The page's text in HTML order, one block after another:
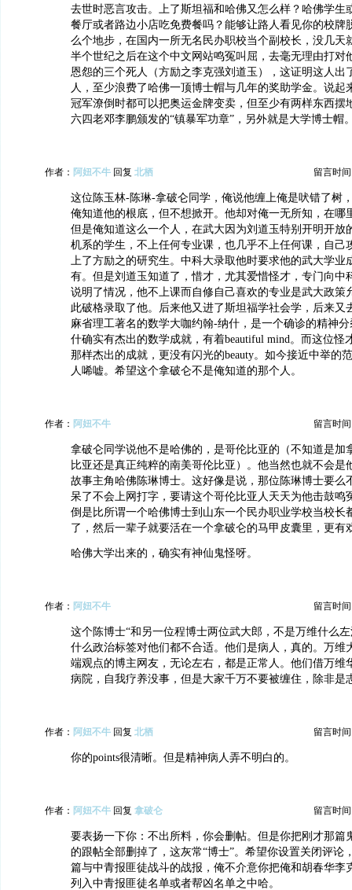
去世时恶言攻击。上了斯坦福和哈佛又怎么样？哈佛学生
餐厅或者路边小店吃免费餐吗？能够让路人看见你的校牌
么个地步，在国内一所无名民办职校当个副校长，没几天
半个世纪之后在这个中文网站鸣冤叫屈，去毫无理由打对
恩怨的三个死人（方励之李克强刘道玉），这证明这人出
人，至少浪费了哈佛一顶博士帽与几年的奖助学金。说起
冠军潦倒时都可以把奥运金牌变卖，但至少有两样东西摆
六四老邓李鹏颁发的“镇暴军功章”，另外就是大学博士帽
作者： 阿妞不牛 回复 北栖 留言时间
这位陈玉林-陈琳-拿破仑同学，俺说他缠上俺是吠错了树
俺知道他的根底，但不想掀开。他却对俺一无所知，在哪
但是俺知道这么一个人，在武大因为刘道玉特别开明开放
机系的学生，不上任何专业课，也几乎不上任何课，自己
上了方励之的研究生。中科大录取他时要求他的武大学业
有。但是刘道玉知道了，惜才，尤其爱惜怪才，专门向中
说明了情况，他不上课而自修自己喜欢的专业是武大政策
此破格录取了他。后来他又进了斯坦福学社会学，后来又
麻省理工著名的数学大咖约翰-纳什，是一个确诊的精神
什确实有杰出的数学成就，有着beautiful mind。而这位怪
那样杰出的成就，更没有闪光的beauty。如今接近中举的
人唏嘘。希望这个拿破仑不是俺知道的那个人。
作者： 阿妞不牛 留言时间
拿破仑同学说他不是哈佛的，是哥伦比亚的（不知道是加
比亚还是真正纯粹的南美哥伦比亚）。他当然也就不会是
故事主角哈佛陈琳博士。这好像是说，那位陈琳博士要么
呆了不会上网打字，要请这个哥伦比亚人天天为他击鼓鸣
倒是比所谓一个哈佛博士到山东一个民办职业学校当校长
了，然后一辈子就要活在一个拿破仑的马甲皮囊里，更有
哈佛大学出来的，确实有神仙鬼怪呀。
作者： 阿妞不牛 留言时间
这个陈博士“和另一位程博士两位武大郎，不是万维什么
什么政治标签对他们都不合适。他们是病人，真的。万维
端观点的博主网友，无论左右，都是正常人。他们借万维
病院，自我疗养没事，但是大家千万不要被缠住，除非是
作者： 阿妞不牛 回复 北栖 留言时间
你的points很清晰。但是精神病人弄不明白的。
作者： 阿妞不牛 回复 拿破仑 留言时间
要表扬一下你：不出所料，你会删帖。但是你把刚才那篇
的跟帖全部删掉了，这灰常“博士”。希望你设置关闭评论
篇与中青报匪徒战斗的战报，俺不介意你把俺和胡春华李
列入中青报匪徒名单或者帮凶名单之中哈。